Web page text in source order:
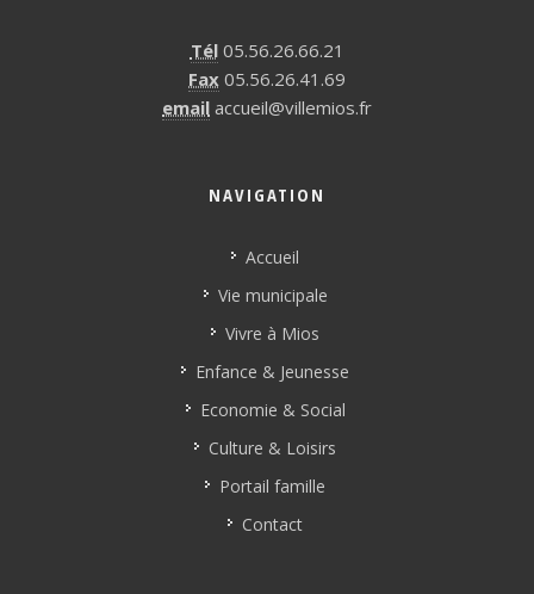
Tél05.56.26.66.21
Fax 05.56.26.41.69
email accueil@villemios.fr
NAVIGATION
Accueil
Vie municipale
Vivre à Mios
Enfance & Jeunesse
Economie & Social
Culture & Loisirs
Portail famille
Contact